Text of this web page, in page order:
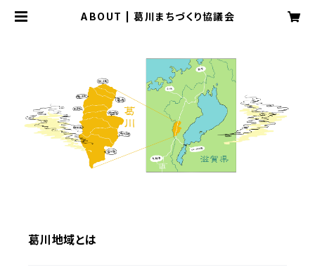
ABOUT | 葛川まちづくり協議会
葛川地域とは